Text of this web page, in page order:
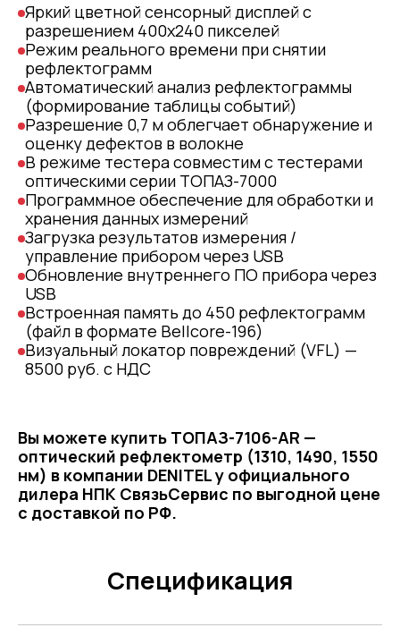
Яркий цветной сенсорный дисплей с
разрешением 400х240 пикселей
Режим реального времени при снятии
рефлектограмм
Автоматический анализ рефлектограммы
(формирование таблицы событий)
Разрешение 0,7 м облегчает обнаружение и
оценку дефектов в волокне
В режиме тестера совместим с тестерами
оптическими серии ТОПАЗ-7000
Программное обеспечение для обработки и
хранения данных измерений
Загрузка результатов измерения /
управление прибором через USB
Обновление внутреннего ПО прибора через
USB
Встроенная память до 450 рефлектограмм
(файл в формате Bellcore-196)
Визуальный локатор повреждений (VFL) —
8500 руб. с НДС
Вы можете купить ТОПАЗ-7106-AR —
оптический рефлектометр (1310, 1490, 1550
нм) в компании DENITEL у официального
дилера НПК СвязьСервис по выгодной цене
с доставкой по РФ.
Спецификация